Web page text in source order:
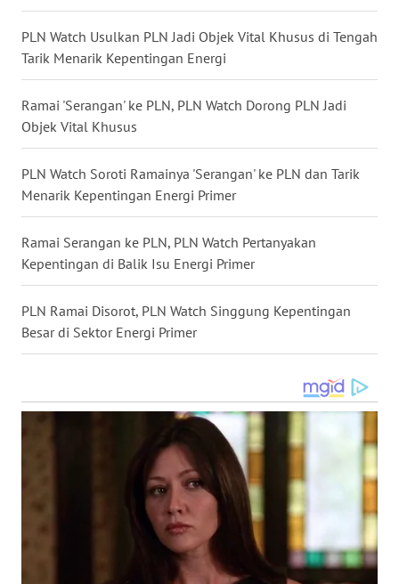
PLN Watch Usulkan PLN Jadi Objek Vital Khusus di Tengah
Tarik Menarik Kepentingan Energi
Ramai 'Serangan' ke PLN, PLN Watch Dorong PLN Jadi
Objek Vital Khusus
PLN Watch Soroti Ramainya 'Serangan' ke PLN dan Tarik
Menarik Kepentingan Energi Primer
Ramai Serangan ke PLN, PLN Watch Pertanyakan
Kepentingan di Balik Isu Energi Primer
PLN Ramai Disorot, PLN Watch Singgung Kepentingan
Besar di Sektor Energi Primer
JOGJA
WN
WN
WN
KALTENG
WN
KALTARA
KALSEL
SULSEL